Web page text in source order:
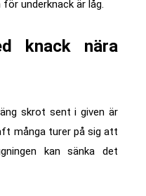
för underknack är låg.
knack nära
skrot sent i given är
många turer på sig att
kan sänka det